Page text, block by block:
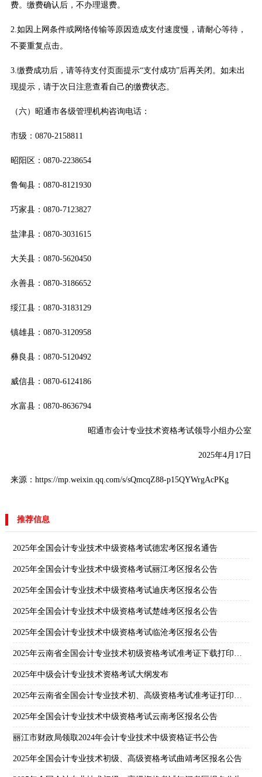
费。缴费确认后，不办理退费。
2.如因上网条件或网络传输等原因造成支付速度慢，请耐心等待，
不要重复点击。
3.缴费成功后，请等待支付页面提示“支付成功”后再关闭。如未出
现提示，请于次日注意查看自己的缴费状态。
（六）昭通市各级管理机构咨询电话：
市级：0870-2158811
昭阳区：0870-2238654
鲁甸县：0870-8121930
巧家县：0870-7123827
盐津县：0870-3031615
大关县：0870-5620450
永善县：0870-3186652
绥江县：0870-3183129
镇雄县：0870-3120958
彝良县：0870-5120492
威信县：0870-6124186
水富县：0870-8636794
昭通市会计专业技术资格考试领导小组办公室
2025年4月17日
来源：https://mp.weixin.qq.com/s/sQmcqZ88-p15QYWrgAcPKg
推荐信息
2025年全国会计专业技术中级资格考试德宏考区报名通告
2025年全国会计专业技术中级资格考试丽江考区报名公告
2025年全国会计专业技术中级资格考试迪庆考区报名公告
2025年全国会计专业技术中级资格考试楚雄考区报名公告
2025年全国会计专业技术中级资格考试临沧考区报名公告
2025年云南省全国会计专业技术初级资格考试准考证下载打印公告
2025年中级会计专业技术资格考试大纲发布
2025年云南省全国会计专业技术初、高级资格考试准考证打印公告
2025年全国会计专业技术中级资格考试云南考区报名公告
丽江市财政局领取2024年会计专业技术中级资格证书公告
2025年全国会计专业技术初级、高级资格考试曲靖考区报名公告